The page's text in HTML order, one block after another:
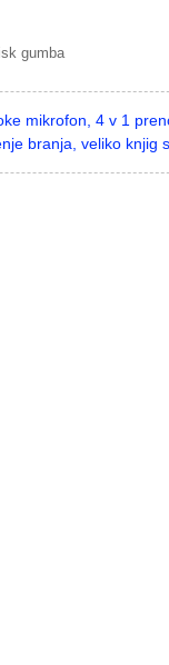
gumba
mikrofon, 4 v 1
branja, veliko knjig